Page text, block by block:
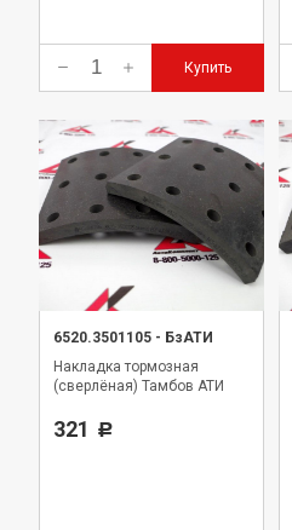
Купить
6520.3501105 - БзАТИ
Накладка тормозная
(сверлёная) Тамбов АТИ
321 Р